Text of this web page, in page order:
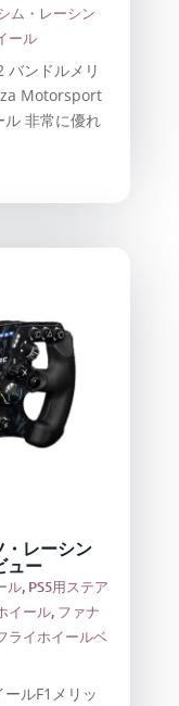
ム・レーシン
ール
ンドルメリ
Motorsport
非常に優れ
レーシン
ュー
ル, PS5用ステア
イール, ファナ
ライホイールベ
ルF1メリッ